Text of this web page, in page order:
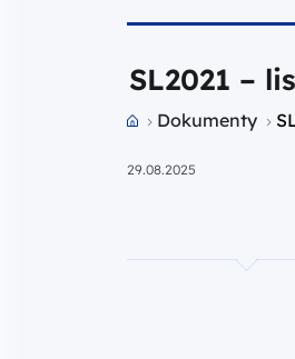
SL2021 –
Przejdź do strony
Dokumenty
29.08.2025